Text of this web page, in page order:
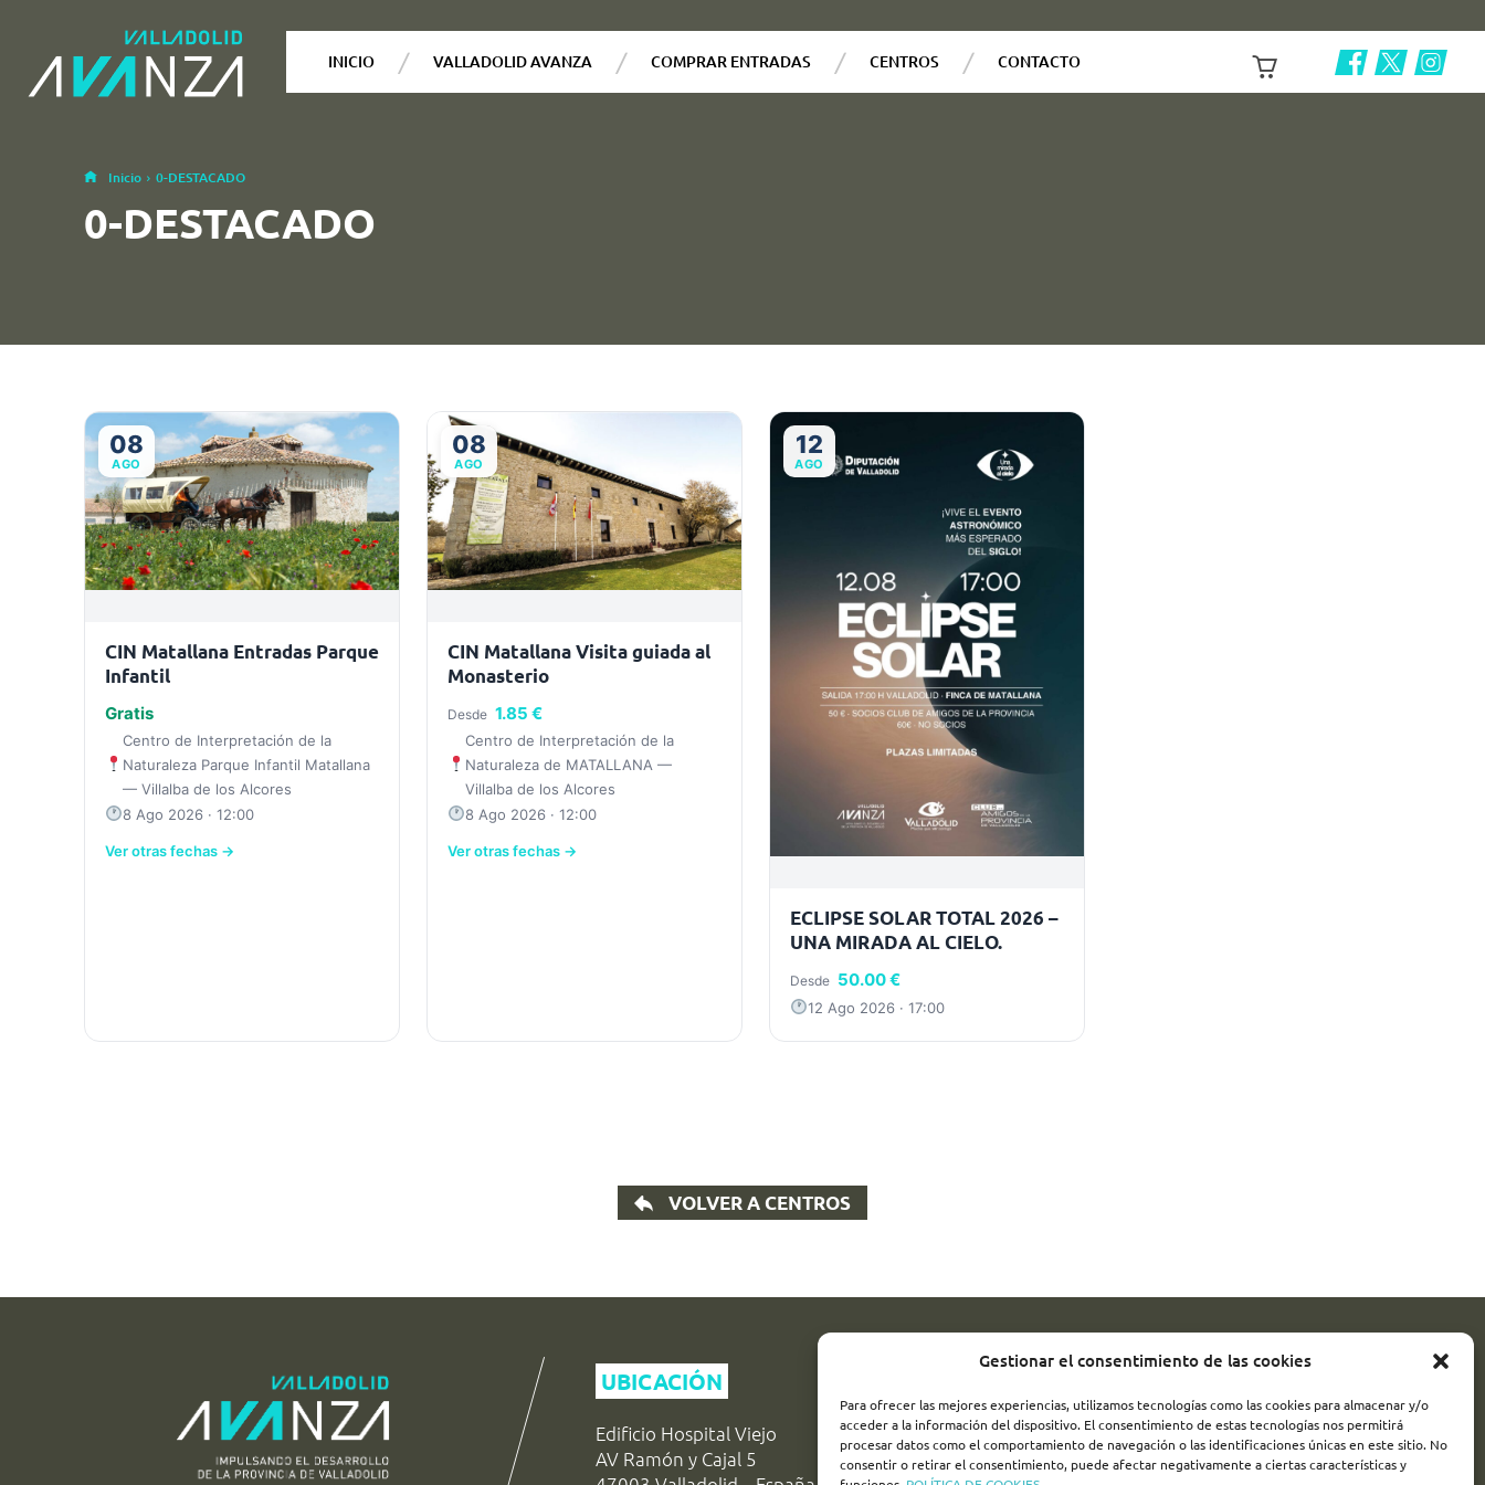
Gestionar el consentimiento de las cookies
Para ofrecer las mejores experiencias, utilizamos tecnologías como las cookies para almacenar y/o
acceder a la información del dispositivo. El consentimiento de estas tecnologías nos permitirá
procesar datos como el comportamiento de navegación o las identificaciones únicas en este sitio. No
consentir o retirar el consentimiento, puede afectar negativamente a ciertas características y
INICIO VALLADOLID AVANZA COMPRAR ENTRADAS CENTROS CONTACTO
Inicio 0-DESTACADO
0-DESTACADO
08
AGO
CIN Matallana Entradas Parque
Infantil
Gratis
Centro de Interpretación de la
Naturaleza Parque Infantil Matallana
— Villalba de los Alcores
8 Ago 2026 · 12:00
Ver otras fechas →
08
AGO
CIN Matallana Visita guiada al
Monasterio
Desde 1.85 €
Centro de Interpretación de la
Naturaleza de MATALLANA —
Villalba de los Alcores
8 Ago 2026 · 12:00
Ver otras fechas →
12
AGO
ECLIPSE SOLAR TOTAL 2026 –
UNA MIRADA AL CIELO.
Desde 50.00 €
12 Ago 2026 · 17:00
VOLVER A CENTROS
UBICACIÓN
Edificio Hospital Viejo
AV Ramón y Cajal 5
turismovalladolid